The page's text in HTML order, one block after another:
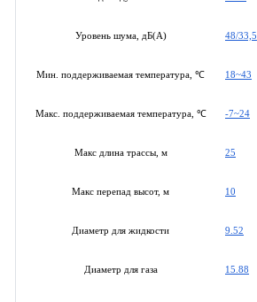
Уровень шума, дБ(А) 48/33,5
Мин. поддерживаемая температура, ℃ 18~43
Макс. поддерживаемая температура, ℃ -7~24
Макс длина трассы, м 25
Макс перепад высот, м 10
Диаметр для жидкости 9.52
Диаметр для газа 15.88